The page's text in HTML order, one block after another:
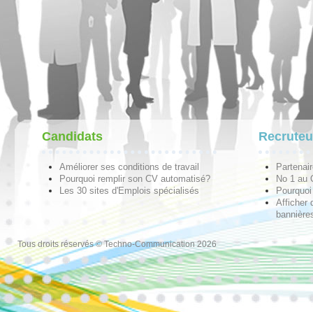
Candidats
Améliorer ses conditions de travail
Pourquoi remplir son CV automatisé?
Les 30 sites d'Emplois spécialisés
No 1 au
Afficher
Tous droits réservés © Techno-Communication 2026